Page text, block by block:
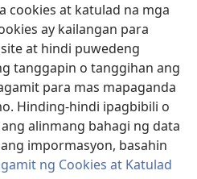
cookies at katulad na mga
ay kailangan para
at hindi puwedeng
tanggapin o tanggihan ang
para mas mapaganda
Hinding-hindi ipagbibili o
alinmang bahagi ng data
impormasyon, basahin
ng Cookies at Katulad